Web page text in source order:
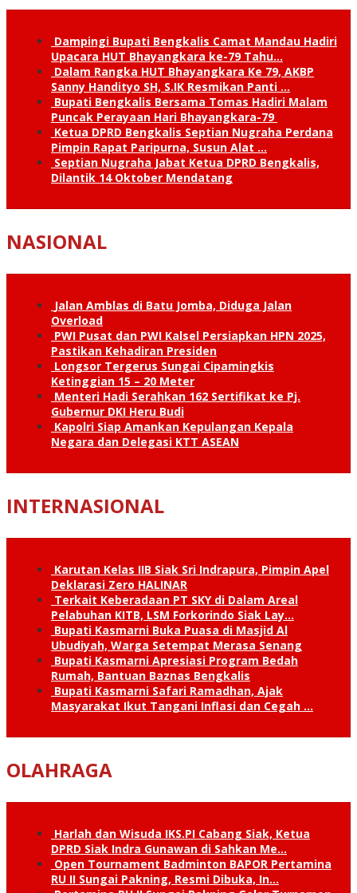
Dampingi Bupati Bengkalis Camat Mandau Hadiri
Upacara HUT Bhayangkara ke-79 Tahu…
Dalam Rangka HUT Bhayangkara Ke 79, AKBP
Sanny Handityo SH, S.IK Resmikan Panti …
Bupati Bengkalis Bersama Tomas Hadiri Malam
Puncak Perayaan Hari Bhayangkara-79
Ketua DPRD Bengkalis Septian Nugraha Perdana
Pimpin Rapat Paripurna, Susun Alat …
Septian Nugraha Jabat Ketua DPRD Bengkalis,
Dilantik 14 Oktober Mendatang
NASIONAL
Jalan Amblas di Batu Jomba, Diduga Jalan
Overload
PWI Pusat dan PWI Kalsel Persiapkan HPN 2025,
Pastikan Kehadiran Presiden
Longsor Tergerus Sungai Cipamingkis
Ketinggian 15 – 20 Meter
Menteri Hadi Serahkan 162 Sertifikat ke Pj.
Gubernur DKI Heru Budi
Kapolri Siap Amankan Kepulangan Kepala
Negara dan Delegasi KTT ASEAN
INTERNASIONAL
Karutan Kelas IIB Siak Sri Indrapura, Pimpin Apel
Deklarasi Zero HALINAR
Terkait Keberadaan PT SKY di Dalam Areal
Pelabuhan KITB, LSM Forkorindo Siak Lay…
Bupati Kasmarni Buka Puasa di Masjid Al
Ubudiyah, Warga Setempat Merasa Senang
Bupati Kasmarni Apresiasi Program Bedah
Rumah, Bantuan Baznas Bengkalis
Bupati Kasmarni Safari Ramadhan, Ajak
Masyarakat Ikut Tangani Inflasi dan Cegah …
OLAHRAGA
Harlah dan Wisuda IKS.PI Cabang Siak, Ketua
DPRD Siak Indra Gunawan di Sahkan Me…
Open Tournament Badminton BAPOR Pertamina
RU II Sungai Pakning, Resmi Dibuka, In…